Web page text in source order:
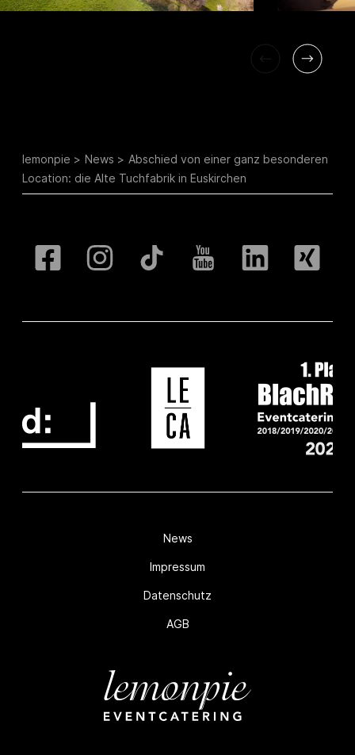
lemonpie News
Abschied von einer ganz besonderen
Location: die Alte Tuchfabrik in Euskirchen
News
Impressum
Datenschutz
AGB